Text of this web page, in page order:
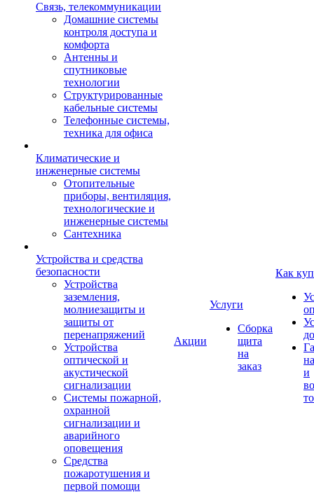
Связь, телекоммуникации
Домашние системы
контроля доступа и
комфорта
Антенны и
спутниковые
технологии
Структурированные
кабельные системы
Телефонные системы,
техника для офиса
Климатические и
инженерные системы
Отопительные
приборы, вентиляция,
технологические и
инженерные системы
Сантехника
Устройства и средства
безопасности
Устройства
заземления,
молниезащиты и
защиты от
перенапряжений
Устройства
оптической и
акустической
сигнализации
Системы пожарной,
охранной
сигнализации и
аварийного
оповещения
Средства
пожаротушения и
первой помощи
Акции
Услуги
Сборка
щита
на
заказ
Как
и